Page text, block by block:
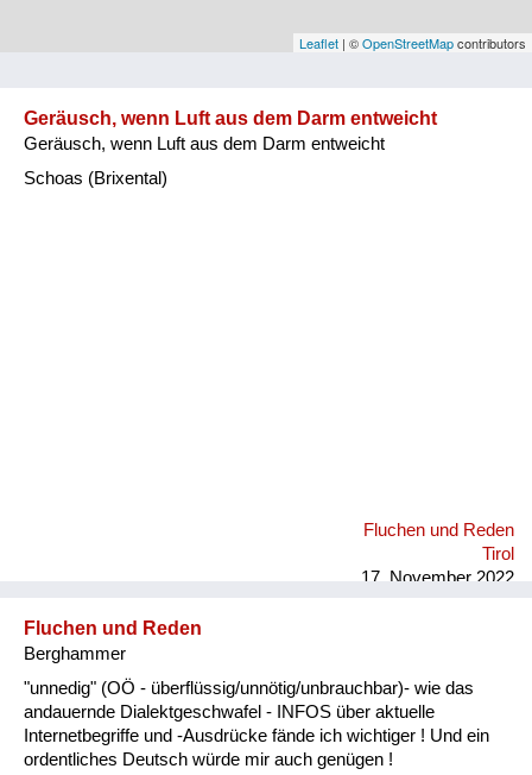
Vorarlberg
Kategorie
Leaflet | ©OpenStreetMapcontributors
Geräusch, wenn Luft aus dem Darm entweicht
Geräusch, wenn Luft aus dem Darm entweicht
Schoas (Brixental)
Fluchen und Reden
Tirol
17. November 2022
Fluchen und Reden
Berghammer
"unnedig" (OÖ - überflüssig/unnötig/unbrauchbar)- wie das
andauernde Dialektgeschwafel - INFOS über aktuelle
Internetbegriffe und -Ausdrücke fände ich wichtiger ! Und ein
ordentliches Deutsch würde mir auch genügen !